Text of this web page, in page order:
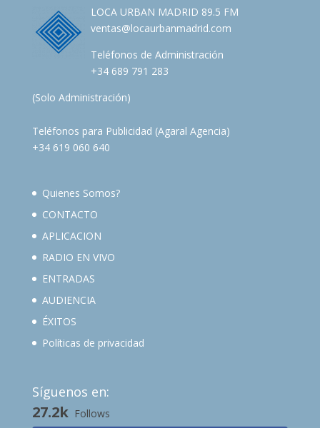
LOCA URBAN MADRID 89.5 FM
ventas@locaurbanmadrid.com
Teléfonos de Administración
+34 689 791 283
(Solo Administración)
Teléfonos para Publicidad (Agaral Agencia)
+34 619 060 640
Quienes Somos?
CONTACTO
APLICACION
RADIO EN VIVO
ENTRADAS
AUDIENCIA
ÉXITOS
Políticas de privacidad
Síguenos en:
27.2k Follows